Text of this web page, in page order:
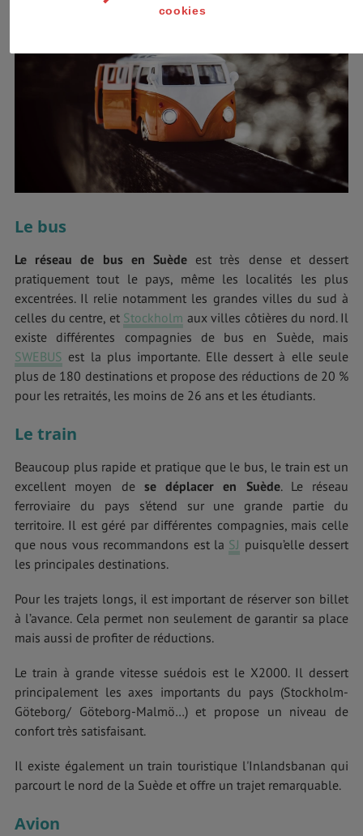
Le bus
Le réseau de bus en Suède est très dense et dessert
pratiquement tout le pays, même les localités les plus
excentrées. Il relie notamment les grandes villes du sud à
celles du centre, et Stockholm aux villes côtières du nord. Il
existe différentes compagnies de bus en Suède, mais
SWEBUS est la plus importante. Elle dessert à elle seule
plus de 180 destinations et propose des réductions de 20 %
pour les retraités, les moins de 26 ans et les étudiants.
Le train
Beaucoup plus rapide et pratique que le bus, le train est un
excellent moyen de se déplacer en Suède. Le réseau
ferroviaire du pays s’étend sur une grande partie du
territoire. Il est géré par différentes compagnies, mais celle
que nous vous recommandons est la SJ puisqu’elle dessert
les principales destinations.
Pour les trajets longs, il est important de réserver son billet
à l’avance. Cela permet non seulement de garantir sa place
mais aussi de profiter de réductions.
Le train à grande vitesse suédois est le X2000. Il dessert
principalement les axes importants du pays (Stockholm-
Göteborg/ Göteborg-Malmö…) et propose un niveau de
confort très satisfaisant.
Il existe également un train touristique l'Inlandsbanan qui
parcourt le nord de la Suède et offre un trajet remarquable.
Avion
cookies